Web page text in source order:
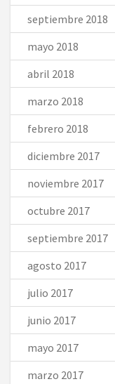
septiembre 2018
mayo 2018
abril 2018
marzo 2018
febrero 2018
diciembre 2017
noviembre 2017
octubre 2017
septiembre 2017
agosto 2017
julio 2017
junio 2017
mayo 2017
marzo 2017